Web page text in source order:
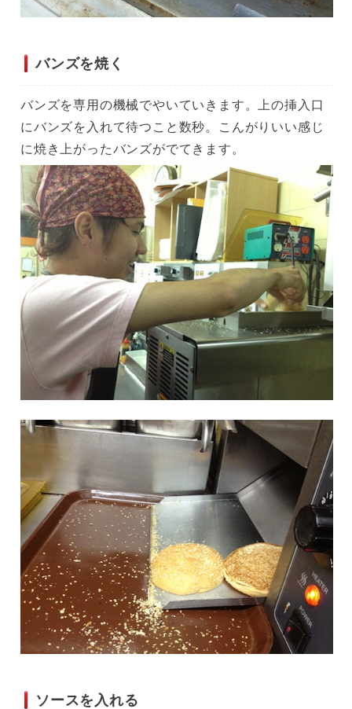
バンズを焼く
バンズを専用の機械でやいていきます。上の挿入口
にバンズを入れて待つこと数秒。こんがりいい感じ
に焼き上がったバンズがでてきます。
ソースを入れる